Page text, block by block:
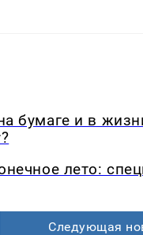
бумаге и в
лето:
Следующая